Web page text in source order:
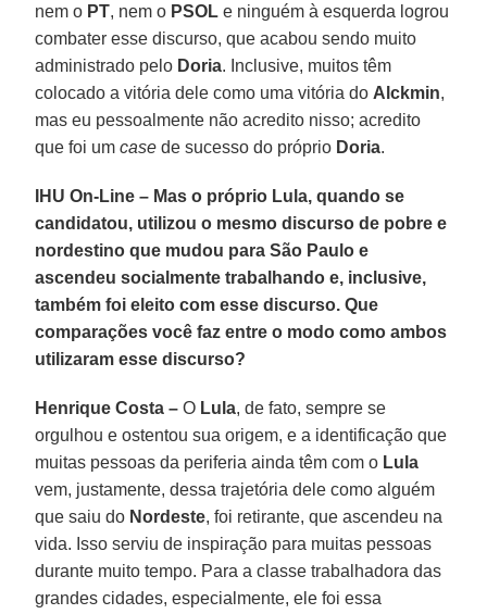
nem o PT, nem o PSOL e ninguém à esquerda logrou
combater esse discurso, que acabou sendo muito
administrado pelo Doria. Inclusive, muitos têm
colocado a vitória dele como uma vitória do Alckmin,
mas eu pessoalmente não acredito nisso; acredito
que foi umcase de sucesso do próprio Doria.
IHU On-Line – Mas o próprio Lula, quando se
candidatou, utilizou o mesmo discurso de pobre e
nordestino que mudou para São Paulo e
ascendeu socialmente trabalhando e, inclusive,
também foi eleito com esse discurso. Que
comparações você faz entre o modo como ambos
utilizaram esse discurso?
Henrique Costa – O Lula, de fato, sempre se
orgulhou e ostentou sua origem, e a identificação que
muitas pessoas da periferia ainda têm com o Lula
vem, justamente, dessa trajetória dele como alguém
que saiu do Nordeste, foi retirante, que ascendeu na
vida. Isso serviu de inspiração para muitas pessoas
durante muito tempo. Para a classe trabalhadora das
grandes cidades, especialmente, ele foi essa